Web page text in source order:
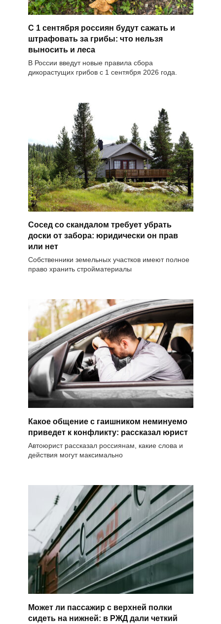
С 1 сентября россиян будут сажать и
штрафовать за грибы: что нельзя
выносить и леса
В России введут новые правила сбора
дикорастущих грибов с 1 сентября 2026 года.
Сосед со скандалом требует убрать
доски от забора: юридически он прав
или нет
Собственники земельных участков имеют полное
право хранить стройматериалы
Какое общение с гаишником неминуемо
приведет к конфликту: рассказал юрист
Автоюрист рассказал россиянам, какие слова и
действия могут максимально
Может ли пассажир с верхней полки
сидеть на нижней: в РЖД дали четкий